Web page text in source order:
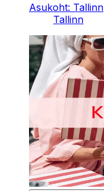
Asukoht: Tallinn
Tallinn